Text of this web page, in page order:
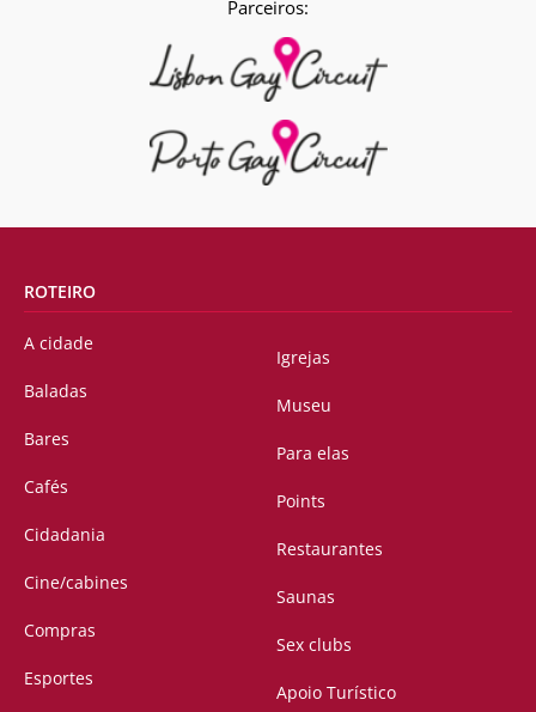
Parceiros:
ROTEIRO
A cidade
Baladas
Bares
Cafés
Cidadania
Cine/cabines
Compras
Esportes
Igrejas
Museu
Para elas
Points
Restaurantes
Saunas
Sex clubs
Apoio Turístico